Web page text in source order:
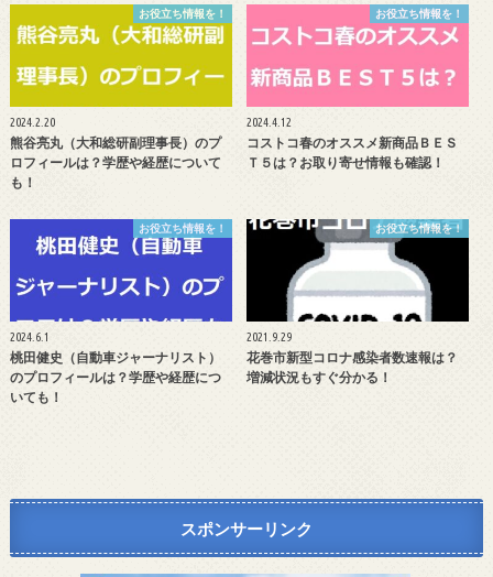
お役立ち情報を！
2024.2.20
熊谷亮丸（大和総研副理事長）のプ
ロフィールは？学歴や経歴について
も！
お役立ち情報を！
2024.4.12
コストコ春のオススメ新商品ＢＥＳ
Ｔ５は？お取り寄せ情報も確認！
お役立ち情報を！
2024.6.1
桃田健史（自動車ジャーナリスト）
のプロフィールは？学歴や経歴につ
いても！
お役立ち情報を！
2021.9.29
花巻市新型コロナ感染者数速報は？
増減状況もすぐ分かる！
スポンサーリンク